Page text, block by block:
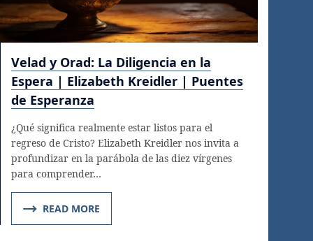
Velad y Orad: La Diligencia en la
Espera | Elizabeth Kreidler | Puentes
de Esperanza
¿Qué significa realmente estar listos para el
regreso de Cristo? Elizabeth Kreidler nos invita a
profundizar en la parábola de las diez vírgenes
para comprender…
READ MORE